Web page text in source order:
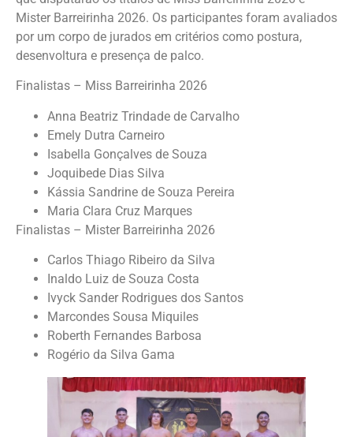
Mister Barreirinha 2026. Os participantes foram avaliados
por um corpo de jurados em critérios como postura,
desenvoltura e presença de palco.
Finalistas – Miss Barreirinha 2026
Anna Beatriz Trindade de Carvalho
Emely Dutra Carneiro
Isabella Gonçalves de Souza
Joquibede Dias Silva
Kássia Sandrine de Souza Pereira
Maria Clara Cruz Marques
Finalistas – Mister Barreirinha 2026
Carlos Thiago Ribeiro da Silva
Inaldo Luiz de Souza Costa
Ivyck Sander Rodrigues dos Santos
Marcondes Sousa Miquiles
Roberth Fernandes Barbosa
Rogério da Silva Gama